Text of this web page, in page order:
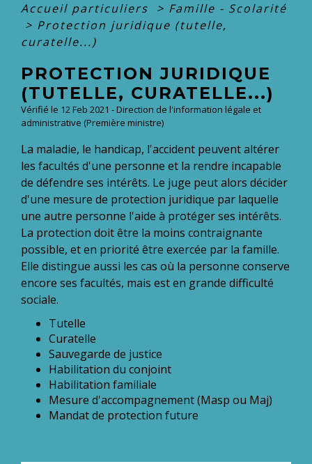
Accueil particuliers > Famille - Scolarité
> Protection juridique (tutelle,
curatelle...)
PROTECTION JURIDIQUE
(TUTELLE, CURATELLE...)
Vérifié le 12 Feb 2021 - Direction de l'information légale et
administrative (Première ministre)
La maladie, le handicap, l'accident peuvent altérer
les facultés d'une personne et la rendre incapable
de défendre ses intérêts. Le juge peut alors décider
d'une mesure de protection juridique par laquelle
une autre personne l'aide à protéger ses intérêts.
La protection doit être la moins contraignante
possible, et en priorité être exercée par la famille.
Elle distingue aussi les cas où la personne conserve
encore ses facultés, mais est en grande difficulté
sociale.
Tutelle
Curatelle
Sauvegarde de justice
Habilitation du conjoint
Habilitation familiale
Mesure d'accompagnement (Masp ou Maj)
Mandat de protection future